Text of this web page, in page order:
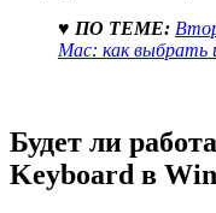
♥ ПО ТЕМЕ:
Mac: как выбрать
Будет ли
Keyboard в